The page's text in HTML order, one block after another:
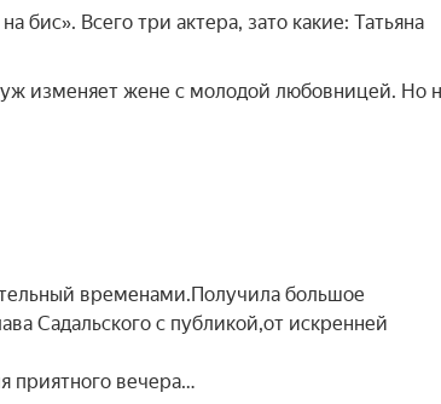
бис». Всего три актера, зато какие: Татьяна
изменяет жене с молодой любовницей. Но
временами.Получила большое
Садальского с публикой,от искренней
приятного вечера…